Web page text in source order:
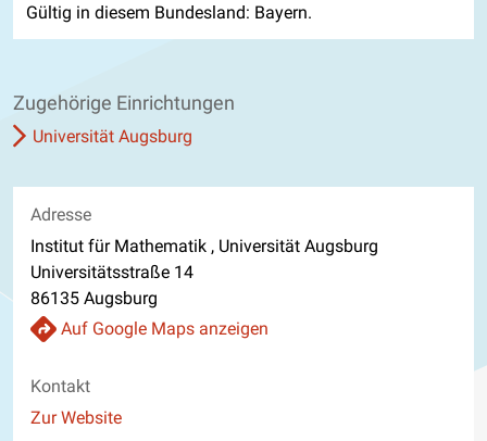
Gültig in diesem Bundesland: Bayern.
Zugehörige Einrichtungen
Universität Augsburg
Adresse
Institut für Mathematik , Universität Augsburg
Universitätsstraße 14
86135 Augsburg
Auf Google Maps anzeigen
Kontakt
Website
Zur Website